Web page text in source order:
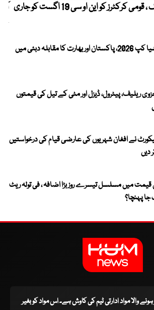
کیریبین پریمیئر لیگ ، قومی کرکٹرز کو این او سی 19 اگست کو جاری
ویمنز ایشیا کپ 2026، پاکستان اور بھارت کا مقابلہ دبئی میں
ریلیف، پیٹرول، ڈیزل اور مٹی کے تیل کی قیمتوں
نے افغان شہریوں کی عارضی قیام کی درخواستیں
دیں
میں مسلسل تیسرے روز بڑا اضافہ ، فی تولہ ریٹ
پہنچا؟
ہونے والا مواد ادارتی ٹیم کی کاوش ہے۔ اس مواد کو بغیر